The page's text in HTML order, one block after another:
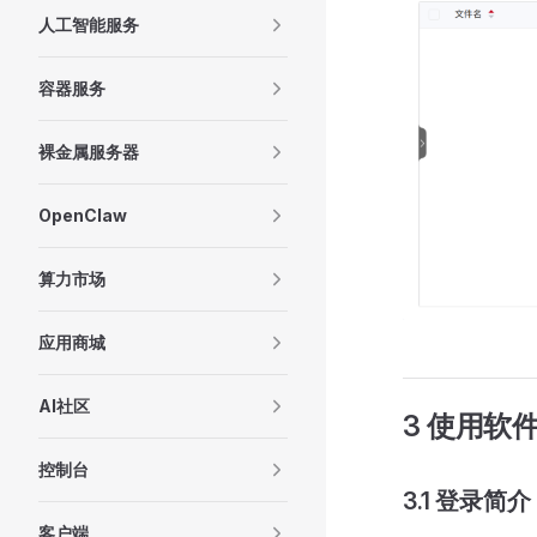
人工智能服务
容器服务
裸金属服务器
OpenClaw
算力市场
应用商城
AI社区
控制台
客户端
3 使用软
3.1 登录简介